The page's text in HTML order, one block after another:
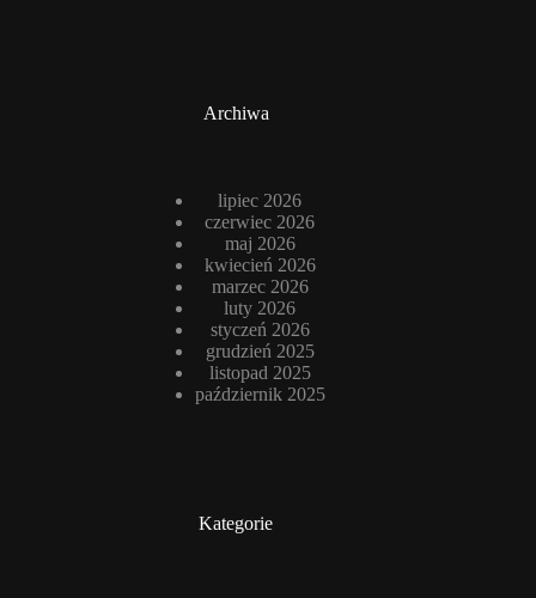
Archiwa
lipiec 2026
czerwiec 2026
maj 2026
kwiecień 2026
marzec 2026
luty 2026
styczeń 2026
grudzień 2025
listopad 2025
październik 2025
Kategorie